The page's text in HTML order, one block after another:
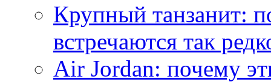
Крупный танзанит:
встречаются так
Air Jordan: почему